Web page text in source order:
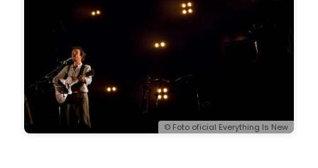
© Foto oficial Everything Is New